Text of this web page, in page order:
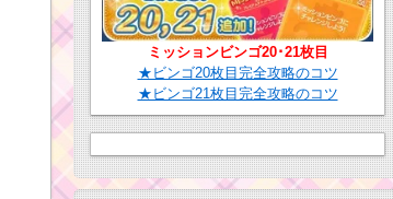
ミッションビンゴ20･21枚目
★ビンゴ20枚目完全攻略のコツ
★ビンゴ21枚目完全攻略のコツ